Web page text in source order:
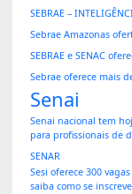
SEBRAE –
Sebrae Amazonas
SEBRAE e SENAC
Sebrae oferece mais
Senai
Senai nacional tem
para profissionais de
SENAR
Sesi oferece 300
saiba como se